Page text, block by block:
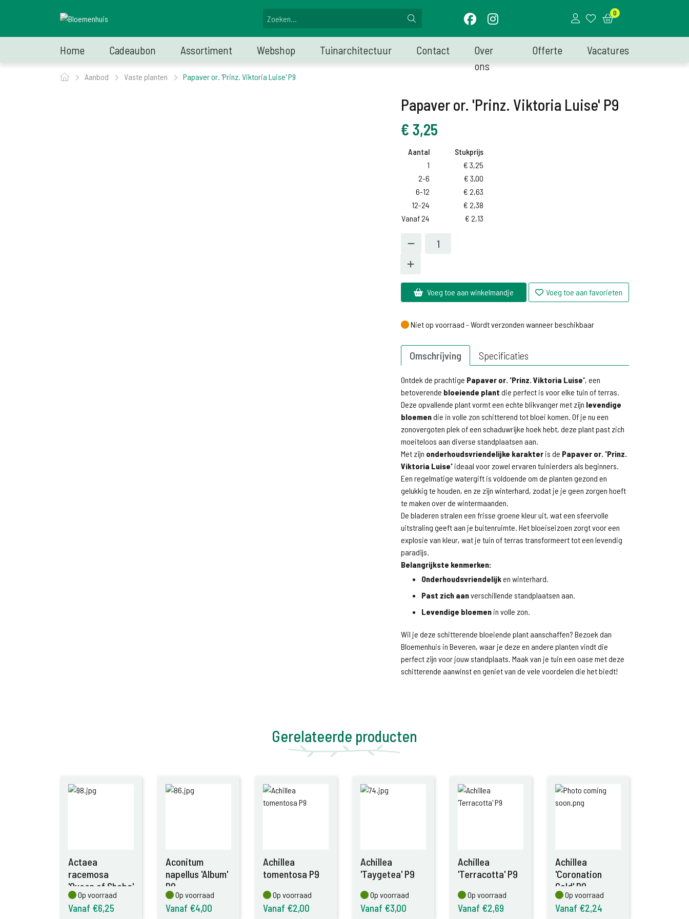
0
Home Cadeaubon Assortiment Webshop Tuinarchitectuur Contact
Over
ons
Offerte Vacatures
Aanbod Vaste planten Papaver or. 'Prinz. Viktoria Luise' P9
Papaver or. 'Prinz. Viktoria Luise' P9
€ 3,25
Aantal
Stukprijs
1
€ 3,25
2-6
€ 3,00
6-12
€ 2,63
12-24
€ 2,38
Vanaf 24
€ 2,13
Voeg toe aan winkelmandje Voeg toe aan favorieten
Niet op voorraad - Wordt verzonden wanneer beschikbaar
Niet op voorraad - Wordt verzonden wanneer beschikbaar
Omschrijving Specificaties
Ontdek de prachtige Papaver or. 'Prinz. Viktoria Luise', een
betoverende bloeiende plant die perfect is voor elke tuin of terras.
Deze opvallende plant vormt een echte blikvanger met zijn levendige
bloemendie in volle zon schitterend tot bloei komen. Of je nu een
zonovergoten plek of een schaduwrijke hoek hebt, deze plant past zich
moeiteloos aan diverse standplaatsen aan.
Met zijn onderhoudsvriendelijke karakter is de Papaver or. 'Prinz.
Viktoria Luise' ideaal voor zowel ervaren tuinierders als beginners.
Een regelmatige watergift is voldoende om de planten gezond en
gelukkig te houden, en ze zijn winterhard, zodat je je geen zorgen hoeft
te maken over de wintermaanden.
De bladeren stralen een frisse groene kleur uit, wat een sfeervolle
uitstraling geeft aan je buitenruimte. Het bloeiseizoen zorgt voor een
explosie van kleur, wat je tuin of terras transformeert tot een levendig
paradijs.
Belangrijkste kenmerken:
Onderhoudsvriendelijken winterhard.
Past zich aanverschillende standplaatsen aan.
Levendige bloemen in volle zon.
Wil je deze schitterende bloeiende plant aanschaffen? Bezoek dan
Bloemenhuis in Beveren, waar je deze en andere planten vindt die
perfect zijn voor jouw standplaats. Maak van je tuin een oase met deze
schitterende aanwinst en geniet van de vele voordelen die het biedt!
Gerelateerde producten
Actaea
racemosa
'Queen of Sheba'
P9Op voorraad
Op voorraad
Vanaf €6,25
Aconitum
napellus 'Album'
P9
Op voorraad
Op voorraad
Vanaf €4,00
Achillea
tomentosa P9
Op voorraad
Op voorraad
Vanaf €2,00
Achillea
'Taygetea' P9
Op voorraad
Op voorraad
Vanaf €3,00
Achillea
'Terracotta' P9
Op voorraad
Op voorraad
Vanaf €2,69
Achillea
'Coronation
Gold' P9
Op voorraad
Op voorraad
Vanaf €2,24